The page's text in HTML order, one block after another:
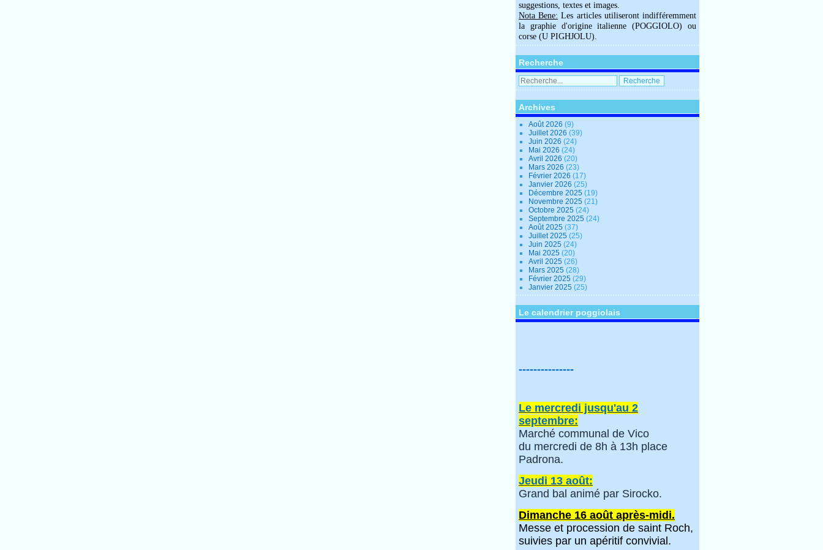
suggestions, textes et images.
Nota Bene: Les articles utiliseront indifféremment
la graphie d'origine italienne (POGGIOLO) ou
corse (U PIGHJOLU).
Recherche
Archives
Août 2026 (9)
Juillet 2026 (39)
Juin 2026 (24)
Mai 2026 (24)
Avril 2026 (20)
Mars 2026 (23)
Février 2026 (17)
Janvier 2026 (25)
Décembre 2025 (19)
Novembre 2025 (21)
Octobre 2025 (24)
Septembre 2025 (24)
Août 2025 (37)
Juillet 2025 (25)
Juin 2025 (24)
Mai 2025 (20)
Avril 2025 (26)
Mars 2025 (28)
Février 2025 (29)
Janvier 2025 (25)
Le calendrier poggiolais
---------------
Le mercredi jusqu'au 2
septembre:
Marché communal de Vico
du mercredi de 8h à 13h place
Padrona.
Jeudi 13 août:
Grand bal animé par Sirocko.
Dimanche 16 août après-midi.
Messe et procession de saint Roch,
suivies par un apéritif convivial.